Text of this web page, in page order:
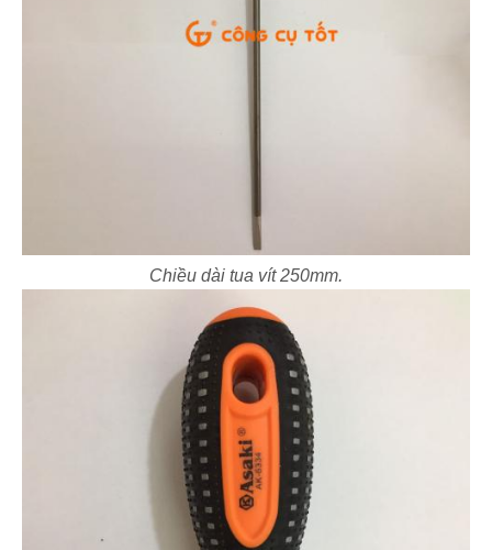
Chiều dài tua vít 250mm.